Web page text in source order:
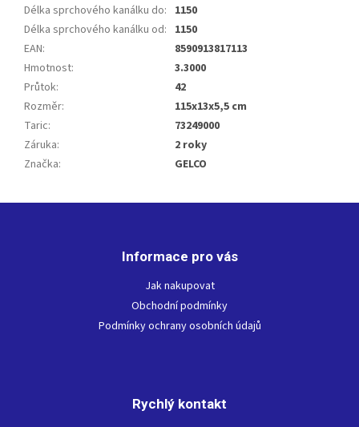
Délka sprchového kanálku do: 1150
Délka sprchového kanálku od: 1150
EAN:
8590913817113
Hmotnost:
3.3000
Průtok:
42
Rozměr:
115x13x5,5 cm
Taric:
73249000
Záruka:
2 roky
Značka: GELCO
Informace pro vás
Jak nakupovat
Obchodní podmínky
Podmínky ochrany osobních údajů
Rychlý kontakt